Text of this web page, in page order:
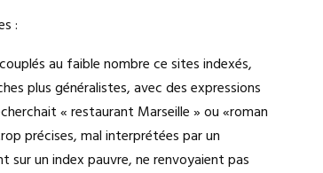
:
au faible nombre ce sites indexés,
plus généralistes, avec des expressions
« restaurant Marseille » ou «roman
précises, mal interprétées par un
sur un index pauvre, ne renvoyaient pas